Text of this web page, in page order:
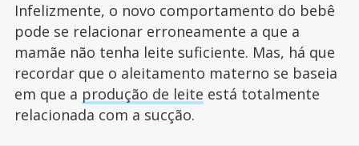
Infelizmente, o novo comportamento do bebê
pode se relacionar erroneamente a que a
mamãe não tenha leite suficiente. Mas, há que
recordar que o aleitamento materno se baseia
em que a produção de leite está totalmente
relacionada com a sucção.